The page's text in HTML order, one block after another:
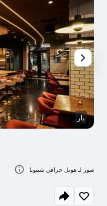
بار
صور لـ هوتل جرافي شيبويا